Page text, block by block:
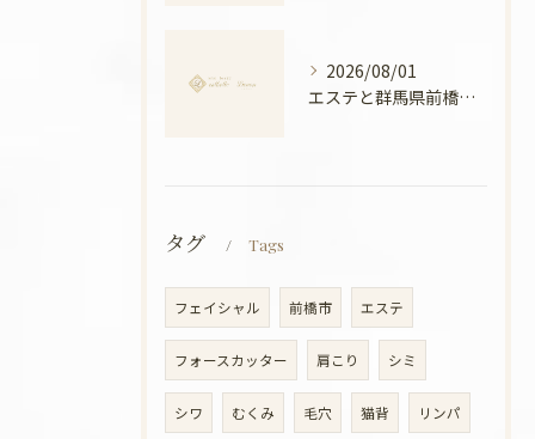
2026/08/01
エステと群馬県前橋市ボディメンテナンス徹底比較と安心できる選び方ガイド
タグ Tags
フェイシャル 前橋市 エステ
フォースカッター 肩こり シミ
シワ むくみ 毛穴 猫背 リンパ